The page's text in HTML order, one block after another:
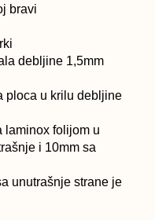
bravi
debljine 1,5mm
ploca u krilu debljine
laminox folijom u
i 10mm sa
unutrašnje strane je